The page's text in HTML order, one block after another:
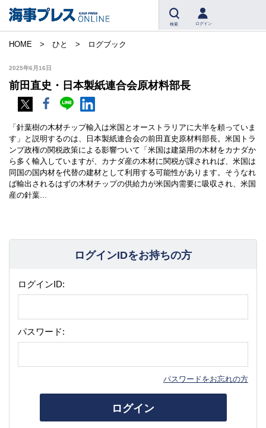
検索 ログイン
HOME ひと ログブック
2025年6月16日
前田直史・日本製紙連合会原材料部長
「針葉樹の木材チップ輸入は米国とオーストラリアに大半を頼っていま
す」と説明するのは、日本製紙連合会の前田直史原材料部長。米国トラ
ンプ政権の関税政策による影響ついて「米国は建築用の木材をカナダか
ら多く輸入していますが、カナダ産の木材に関税が課されれば、米国は
同国の国内材を代替の建材として利用する可能性があります。そうなれ
ば輸出されるはずの木材チップの供給力が米国内需要に吸収され、米国
産の針葉...
ログインIDをお持ちの方
ログインID:
パスワード:
パスワードをお忘れの方
ログイン